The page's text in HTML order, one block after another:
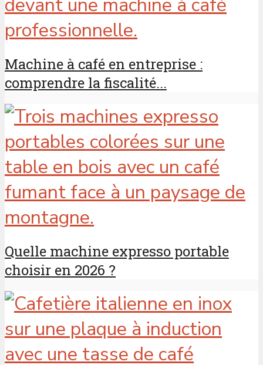
Machine à café en entreprise :
comprendre la fiscalité...
Quelle machine expresso portable
choisir en 2026 ?